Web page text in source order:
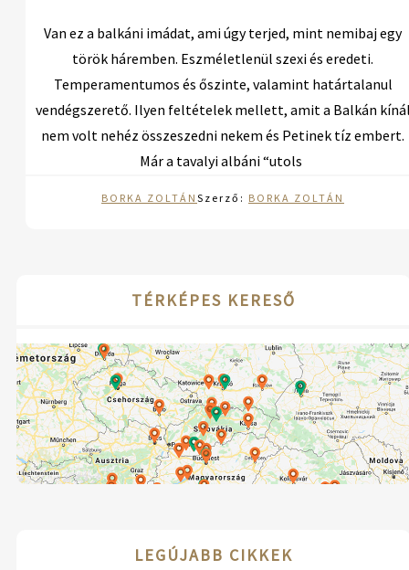
Van ez a balkáni imádat, ami úgy terjed, mint nemibaj egy
török háremben. Eszméletlenül szexi és eredeti.
Temperamentumos és őszinte, valamint határtalanul
vendégszerető. Ilyen feltételek mellett, amit a Balkán
nem volt nehéz összeszedni nekem és Petinek tíz embert.
Már a tavalyi albáni “utols
BORKA ZOLTÁN Szerző: BORKA ZOLTÁN
TÉRKÉPES KERESŐ
LEGÚJABB CIKKEK